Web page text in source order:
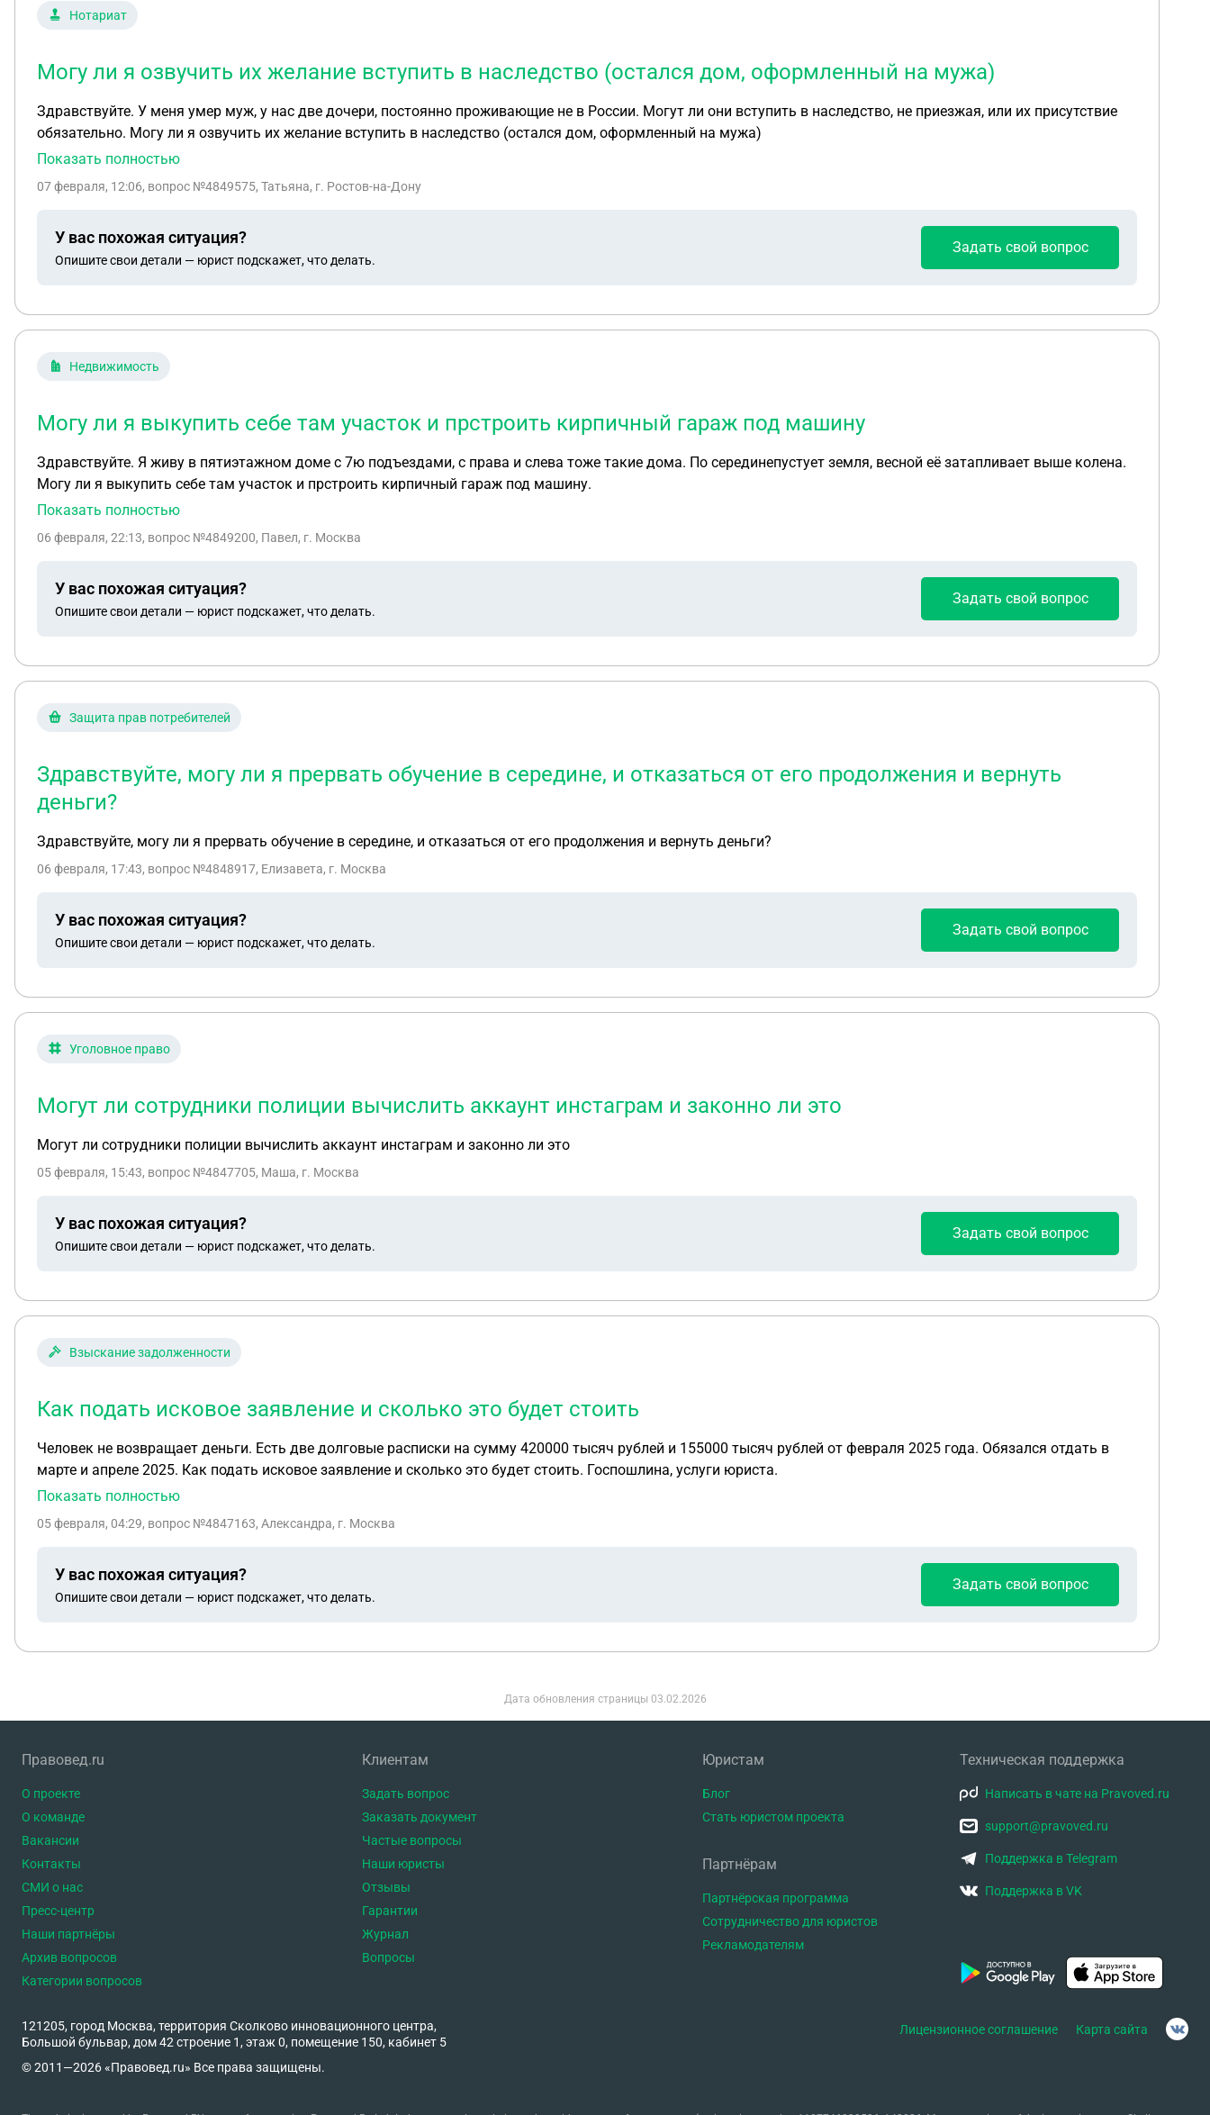
Нотариат
Могу ли я озвучить их желание вступить в наследство (остался дом, оформленный на мужа)
Здравствуйте. У меня умер муж, у нас две дочери, постоянно проживающие не в России. Могут ли они вступить в наследство, не приезжая, или их присутствие
обязательно. Могу ли я озвучить их желание вступить в наследство (остался дом, оформленный на мужа)
Показать полностью
07 февраля, 12:06, вопрос №4849575, Татьяна, г. Ростов-на-Дону
У вас похожая ситуация?
Опишите свои детали — юрист подскажет, что делать.
Задать свой вопрос
Недвижимость
Могу ли я выкупить себе там участок и прстроить кирпичный гараж под машину
Здравствуйте. Я живу в пятиэтажном доме с 7ю подъездами, с права и слева тоже такие дома. По серединепустует земля, весной её затапливает выше колена.
Могу ли я выкупить себе там участок и прстроить кирпичный гараж под машину.
Показать полностью
06 февраля, 22:13, вопрос №4849200, Павел, г. Москва
У вас похожая ситуация?
Опишите свои детали — юрист подскажет, что делать.
Задать свой вопрос
Защита прав потребителей
Здравствуйте, могу ли я прервать обучение в середине, и отказаться от его продолжения и вернуть
деньги?
Здравствуйте, могу ли я прервать обучение в середине, и отказаться от его продолжения и вернуть деньги?
06 февраля, 17:43, вопрос №4848917, Елизавета, г. Москва
У вас похожая ситуация?
Опишите свои детали — юрист подскажет, что делать.
Задать свой вопрос
Уголовное право
Могут ли сотрудники полиции вычислить аккаунт инстаграм и законно ли это
Могут ли сотрудники полиции вычислить аккаунт инстаграм и законно ли это
05 февраля, 15:43, вопрос №4847705, Маша, г. Москва
У вас похожая ситуация?
Опишите свои детали — юрист подскажет, что делать.
Задать свой вопрос
Взыскание задолженности
Как подать исковое заявление и сколько это будет стоить
Человек не возвращает деньги. Есть две долговые расписки на сумму 420000 тысяч рублей и 155000 тысяч рублей от февраля 2025 года. Обязался отдать в
марте и апреле 2025. Как подать исковое заявление и сколько это будет стоить. Госпошлина, услуги юриста.
Показать полностью
05 февраля, 04:29, вопрос №4847163, Александра, г. Москва
У вас похожая ситуация?
Опишите свои детали — юрист подскажет, что делать.
Задать свой вопрос
Дата обновления страницы 03.02.2026
Правовед.ru
О проекте
О команде
Вакансии
Контакты
СМИ о нас
Пресс-центр
Наши партнёры
Архив вопросов
Категории вопросов
Клиентам
Задать вопрос
Заказать документ
Частые вопросы
Наши юристы
Отзывы
Гарантии
Журнал
Вопросы
Юристам
Блог
Стать юристом проекта
Партнёрам
Партнёрская программа
Сотрудничество для юристов
Рекламодателям
Техническая поддержка
Написать в чате на Pravoved.ru
support@pravoved.ru
Поддержка в Telegram
Поддержка в VK
121205, город Москва, территория Сколково инновационного центра,
Большой бульвар, дом 42 строение 1, этаж 0, помещение 150, кабинет 5
© 2011—2026 «Правовед.ru» Все права защищены.
Лицензионное соглашение Карта сайта